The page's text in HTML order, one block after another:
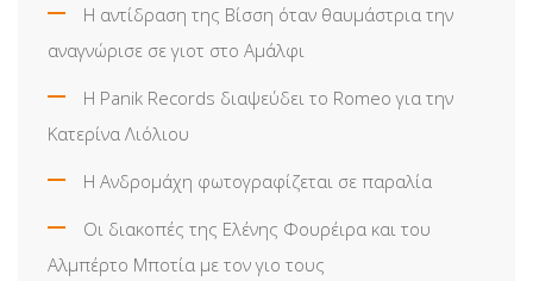
Η αντίδραση της Βίσση όταν θαυμάστρια την
αναγνώρισε σε γιοτ στο Αμάλφι
Η Panik Records διαψεύδει το Romeo για την
Κατερίνα Λιόλιου
Η Ανδρομάχη φωτογραφίζεται σε παραλία
Οι διακοπές της Ελένης Φουρέιρα και του
Αλμπέρτο Μποτία με τον γιο τους